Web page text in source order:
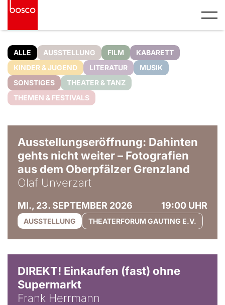
ALLE AUSSTELLUNG FILM
KABARETT
KINDER & JUGEND
LITERATUR
MUSIK
SONSTIGES
THEATER & TANZ
THEMEN & FESTIVALS
Ausstellungseröffnung: Dahinten
gehts nicht weiter – Fotografien
aus dem Oberpfälzer Grenzland
Olaf Unverzart
MI., 23. SEPTEMBER 2026 19:00 UHR
AUSSTELLUNG THEATERFORUM GAUTING E.V.
DIREKT! Einkaufen (fast) ohne
Supermarkt
Frank Herrmann